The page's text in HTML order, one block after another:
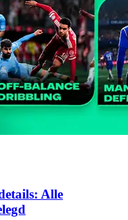
Alle